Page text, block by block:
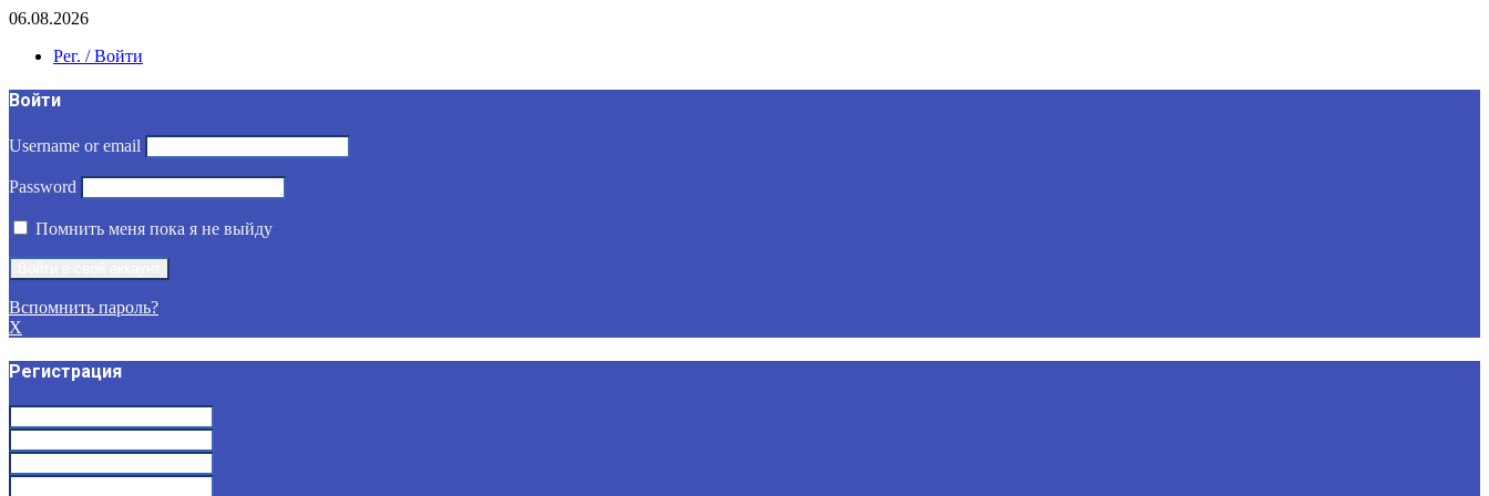
06.08.2026
Рег. / Войти
Войти
Username or email
Password
Помнить меня пока я не выйду
Вспомнить пароль?
X
Регистрация